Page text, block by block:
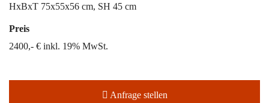
HxBxT 75x55x56 cm, SH 45 cm
Preis
2400,- € inkl. 19% MwSt.
Anfrage stellen